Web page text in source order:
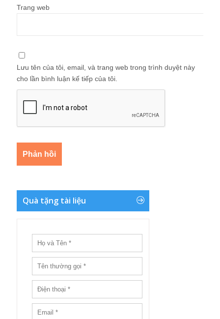
Trang web
Lưu tên của tôi, email, và trang web trong trình duyệt này
cho lần bình luận kế tiếp của tôi.
Quà tặng tài liệu